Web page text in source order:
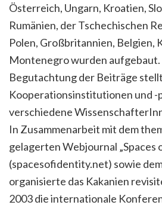
Österreich, Ungarn, Kroatien,
Rumänien, der Tschechischen
Polen, Großbritannien, Belgien,
Montenegro wurden aufgebaut.
Begutachtung der Beiträge
Kooperationsinstitutionen und -
verschiedene
In Zusammenarbeit mit dem
gelagerten Webjournal „Spaces
(spacesofidentity.net) sowie
organisierte das Kakanien
2003 die internationale